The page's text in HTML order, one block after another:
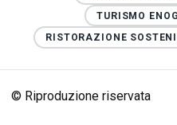
TURISMO
RISTORAZIONE
© Riproduzione riservata